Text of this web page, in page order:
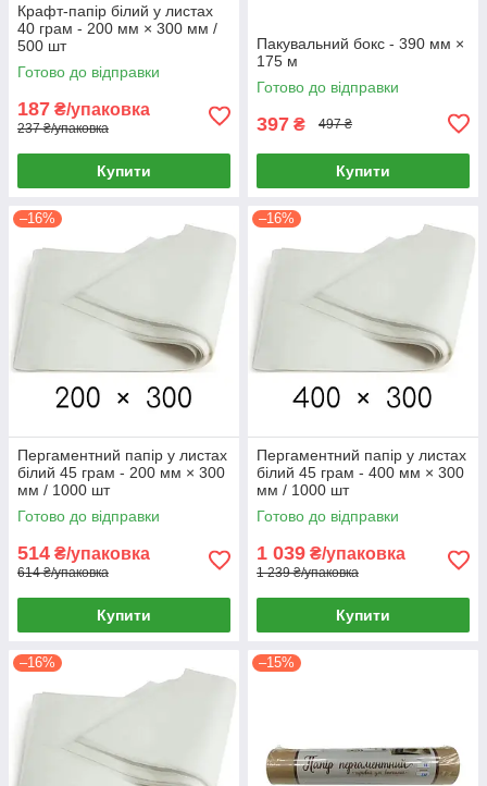
Крафт-папір білий у листах
40 грам - 200 мм × 300 мм /
500 шт
Готово до відправки
187 ₴/упаковка
237 ₴/упаковка
Купити
Пакувальний бокс - 390 мм ×
175 м
Готово до відправки
397 ₴ 497 ₴
Купити
–16%
Пергаментний папір у листах
білий 45 грам - 200 мм × 300
мм / 1000 шт
Готово до відправки
514 ₴/упаковка
614 ₴/упаковка
Купити
–16%
Пергаментний папір у листах
білий 45 грам - 400 мм × 300
мм / 1000 шт
Готово до відправки
1 039 ₴/упаковка
1 239 ₴/упаковка
Купити
–16% –15%